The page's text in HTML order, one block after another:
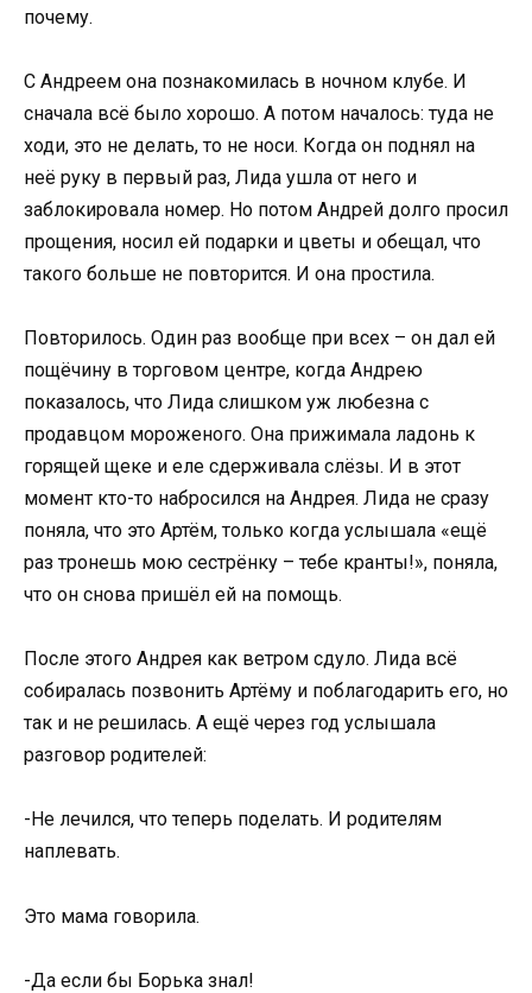
почему.
С Андреем она познакомилась в ночном клубе. И
сначала всё было хорошо. А потом началось: туда не
ходи, это не делать, то не носи. Когда он поднял на
неё руку в первый раз, Лида ушла от него и
заблокировала номер. Но потом Андрей долго просил
прощения, носил ей подарки и цветы и обещал, что
такого больше не повторится. И она простила.
Повторилось. Один раз вообще при всех – он дал ей
пощёчину в торговом центре, когда Андрею
показалось, что Лида слишком уж любезна с
продавцом мороженого. Она прижимала ладонь к
горящей щеке и еле сдерживала слёзы. И в этот
момент кто-то набросился на Андрея. Лида не сразу
поняла, что это Артём, только когда услышала «ещё
раз тронешь мою сестрёнку – тебе кранты!», поняла,
что он снова пришёл ей на помощь.
После этого Андрея как ветром сдуло. Лида всё
собиралась позвонить Артёму и поблагодарить его, но
так и не решилась. А ещё через год услышала
разговор родителей:
-Не лечился, что теперь поделать. И родителям
наплевать.
Это мама говорила.
-Да если бы Борька знал!